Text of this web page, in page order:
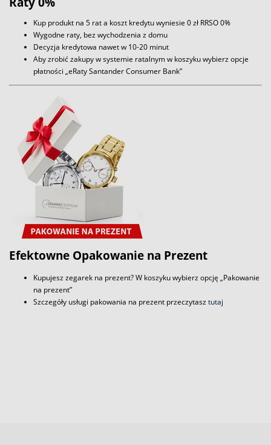
Kup produkt na 5 rat a koszt kredytu wyniesie 0 zł RRSO 0%
Wygodne raty, bez wychodzenia z domu
Decyzja kredytowa nawet w 10-20 minut
Aby zrobić zakupy w systemie ratalnym w koszyku wybierz opcje
płatności „eRaty Santander Consumer Bank”
Efektowne Opakowanie na Prezent
Kupujesz zegarek na prezent? W koszyku wybierz opcję „Pakowanie
na prezent”
Szczegóły usługi pakowania na prezent przeczytasztutaj